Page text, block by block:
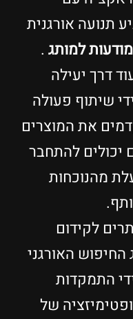
תנועה אורגנית
למותג .
דרך יעילה
שיתוף פעולה
את המוצרים
יכולים להתחבר
מהנוכחות
לקידום
החיפוש האורגני
התמקדות
של